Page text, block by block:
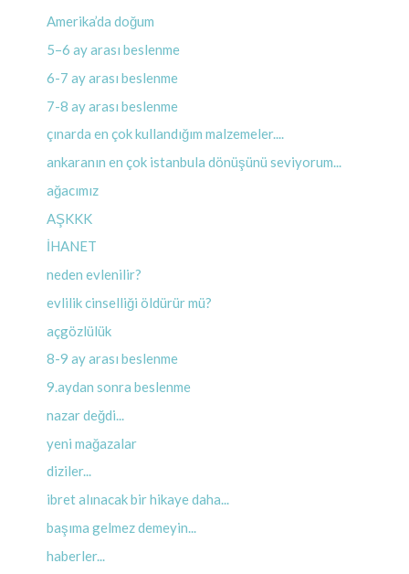
Amerika’da doğum
5–6 ay arası beslenme
6-7 ay arası beslenme
7-8 ay arası beslenme
çınarda en çok kullandığım malzemeler....
ankaranın en çok istanbula dönüşünü seviyorum...
ağacımız
AŞKKK
İHANET
neden evlenilir?
evlilik cinselliği öldürür mü?
açgözlülük
8-9 ay arası beslenme
9.aydan sonra beslenme
nazar değdi...
yeni mağazalar
diziler...
ibret alınacak bir hikaye daha...
başıma gelmez demeyin...
haberler...